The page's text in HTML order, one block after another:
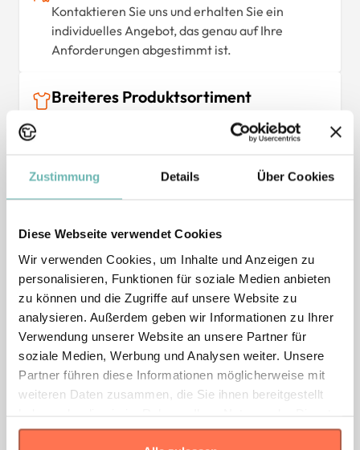
Zustimmung Details Über Cookies
Diese Webseite verwendet Cookies
Wir verwenden Cookies, um Inhalte und Anzeigen zu
personalisieren, Funktionen für soziale Medien anbieten
zu können und die Zugriffe auf unsere Website zu
analysieren. Außerdem geben wir Informationen zu Ihrer
Verwendung unserer Website an unsere Partner für
soziale Medien, Werbung und Analysen weiter. Unsere
Partner führen diese Informationen möglicherweise mit
weiteren Daten zusammen, die Sie ihnen bereitgestellt
gesammelt haben.
Kontaktieren Sie uns und erhalten Sie ein
individuelles Angebot, das genau auf Ihre
Anforderungen abgestimmt ist.
Breiteres Produktsortiment
Bei Großbestellungen können wir Ihnen auch ein
individuell zusammengestelltes Sortiment
Angebots ist.
Druckdaten, um das bestmögliche Ergebnis zu
erzielen – insbesondere bei Stickereien.
Bessere Preise
In den meisten Fällen profitieren größere
Bestellungen von attraktiveren Konditionen,
nachdem wir die Produktionskosten optimal auf